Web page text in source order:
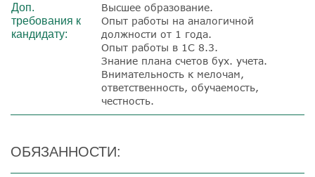
Доп.
требования к
кандидату:
Высшее образование.
Опыт работы на аналогичной
должности от 1 года.
Опыт работы в 1С 8.3.
Знание плана счетов бух. учета.
Внимательность к мелочам,
ответственность, обучаемость,
честность.
ОБЯЗАННОСТИ: